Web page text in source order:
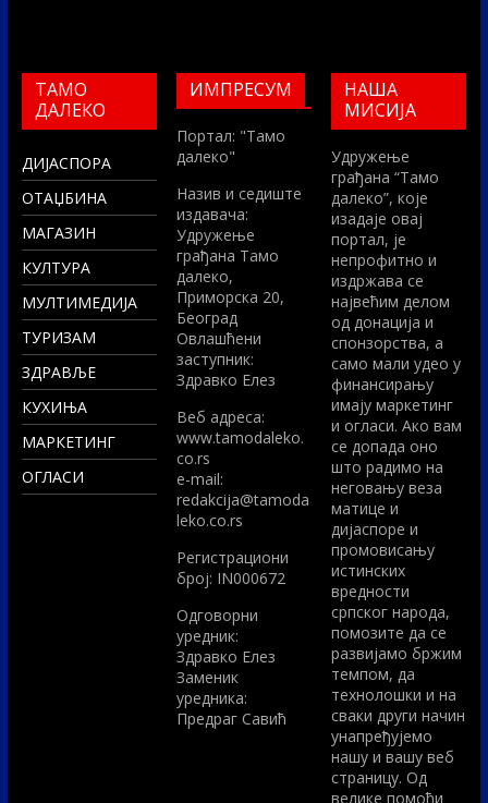
ТАМО
ДАЛЕКО
ДИЈАСПОРА
ОТАЏБИНА
МАГАЗИН
КУЛТУРА
МУЛТИМЕДИЈА
ТУРИЗАМ
ЗДРАВЉЕ
КУХИЊА
МАРКЕТИНГ
ОГЛАСИ
ИМПРЕСУМ
Портал: "Тамо
далеко"
Назив и седиште
издавача:
Удружење
грађана Тамо
далеко,
Приморска 20,
Београд
Овлашћени
заступник:
Здравко Елез
Вeб адреса:
www.tamodaleko.
co.rs
e-mail:
redakcija@tamoda
leko.co.rs
Регистрациони
број: IN000672
Одговорни
уредник:
Здравко Елез
Заменик
уредника:
Предраг Савић
НАША
МИСИЈА
Удружење
грађана “Тамо
далеко”, које
изадаје овај
портал, је
непрофитно и
издржава се
највећим делом
од донација и
спонзорства, а
само мали удео у
финансирању
имају маркетинг
и огласи. Ако вам
се допада оно
што радимо на
неговању веза
матице и
дијаспоре и
промовисању
истинских
вредности
српског народа,
помозите да се
развијамо бржим
темпом, да
технолошки и на
сваки други начин
унапређујемо
нашу и вашу веб
страницу. Од
велике помоћи